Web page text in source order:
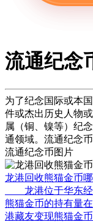
流通纪念
为了纪念国际或本
件或杰出历史人物
属（铜、镍等）纪
通领域。流通纪念
流通纪念币图片
龙港回收熊猫金币
龙港位于华东经
熊猫金币的持有量
港藏友变现熊猫金